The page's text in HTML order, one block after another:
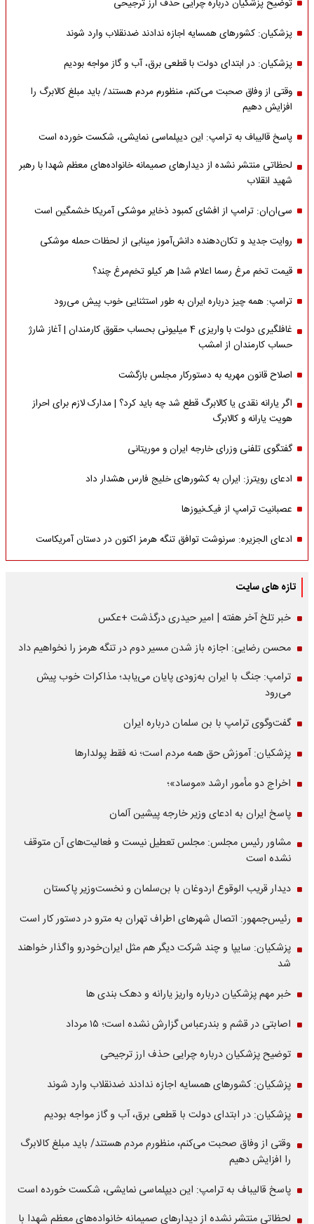
توضیح پزشکیان درباره چرایی حذف ارز ترجیحی
پزشکیان: کشورهای همسایه اجازه ندادند ضدنقلاب وارد شوند
پزشکیان: در ابتدای دولت با قطعی برق، آب و گاز مواجه بودیم
وقتی از وفاق صحبت می‌کنم، منظورم مردم هستند/ باید مبلغ کالابرگ را
افزایش دهیم
پاسخ قالیباف به ترامپ: این دیپلماسی نمایشی، شکست خورده است
لحظاتی منتشر نشده از دیدارهای صمیمانه خانواده‌های معظم شهدا با رهبر
شهید انقلاب
سی‌ان‌ان: ترامپ از افشای کمبود ذخایر موشکی آمریکا خشمگین است
روایت جدید و تکان‌دهنده دانش‌آموز مینابی از لحظات حمله موشکی
قیمت تخم مرغ رسما اعلام شد| هر کیلو تخم‌مرغ چند؟
ترامپ: همه چیز درباره ایران به طور استثنایی خوب پیش می‌رود
غافلگیری دولت با واریزی 4 میلیونی بحساب حقوق کارمندان | آغاز شارژ
حساب کارمندان از امشب
اصلاح قانون مهریه به دستورکار مجلس بازگشت
اگر یارانه نقدی یا کالابرگ قطع شد چه باید کرد؟ | مدارک لازم برای احراز
هویت یارانه و کالابرگ
گفتگوی تلفنی وزرای خارجه ایران و موریتانی
ادعای رویترز: ایران به کشورهای خلیج فارس هشدار داد
عصبانیت ترامپ از فیک‌نیوزها
ادعای الجزیره: سرنوشت توافق تنگه هرمز اکنون در دستان آمریکاست
تازه های سایت
خبر تلخ آخر هفته | امیر حیدری درگذشت +عکس
محسن رضایی: اجازه باز شدن مسیر دوم در تنگه هرمز را نخواهیم داد
ترامپ: جنگ با ایران به‌زودی پایان می‌یابد؛ مذاکرات خوب پیش
می‌رود
گفت‌وگوی ترامپ با بن سلمان درباره ایران
پزشکیان: آموزش حق همه مردم است؛ نه فقط پولدارها
اخراج دو مأمور ارشد «موساد»؛
پاسخ ایران به ادعای وزیر خارجه پیشین آلمان
مشاور رئیس مجلس: مجلس تعطیل نیست و فعالیت‌های آن متوقف
نشده است
دیدار قریب الوقوع اردوغان با بن‌سلمان و نخست‌وزیر پاکستان
رئیس‌جمهور: اتصال شهرهای اطراف تهران به مترو در دستور کار است
پزشکیان: سایپا و چند شرکت دیگر هم مثل ایران‌خودرو واگذار خواهند
شد
خبر مهم پزشکیان درباره واریز یارانه و دهک بندی ها
اصابتی در قشم و بندرعباس گزارش نشده است؛ ۱۵ مرداد
توضیح پزشکیان درباره چرایی حذف ارز ترجیحی
پزشکیان: کشورهای همسایه اجازه ندادند ضدنقلاب وارد شوند
پزشکیان: در ابتدای دولت با قطعی برق، آب و گاز مواجه بودیم
وقتی از وفاق صحبت می‌کنم، منظورم مردم هستند/ باید مبلغ کالابرگ
را افزایش دهیم
پاسخ قالیباف به ترامپ: این دیپلماسی نمایشی، شکست خورده است
لحظاتی منتشر نشده از دیدارهای صمیمانه خانواده‌های معظم شهدا با